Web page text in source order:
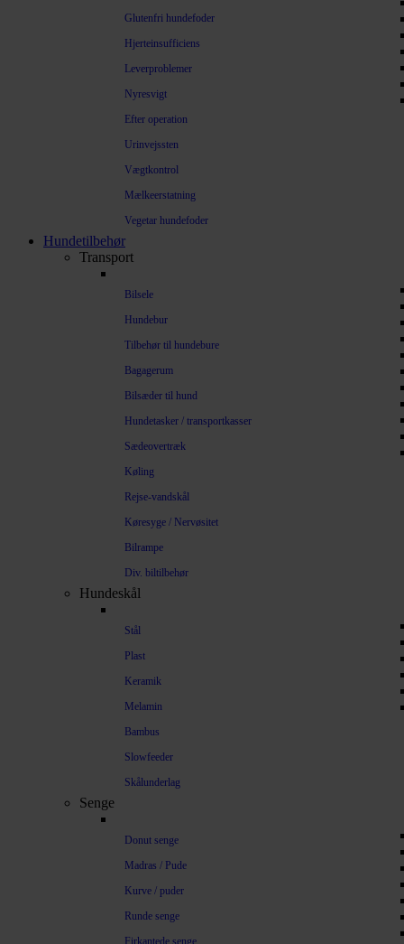
Glutenfri hundefoder
Hjerteinsufficiens
Leverproblemer
Nyresvigt
Efter operation
Urinvejssten
Vægtkontrol
Mælkeerstatning
Vegetar hundefoder
Hundetilbehør
Transport
Bilsele
Hundebur
Tilbehør til hundebure
Bagagerum
Bilsæder til hund
Hundetasker / transportkasser
Sædeovertræk
Køling
Rejse-vandskål
Køresyge / Nervøsitet
Bilrampe
Div. biltilbehør
Hundeskål
Stål
Plast
Keramik
Melamin
Bambus
Slowfeeder
Skålunderlag
Senge
Donut senge
Madras / Pude
Kurve / puder
Runde senge
Firkantede senge